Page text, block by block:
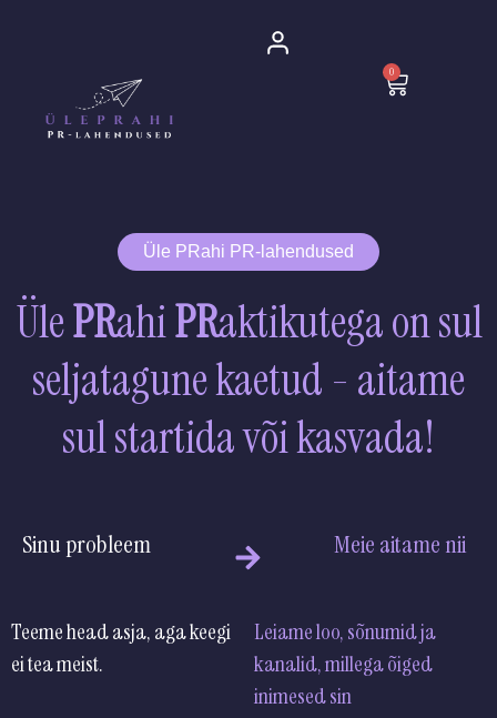
0
Cart
Üle PRahi PR-lahendused
ÜlePRahiPRaktikutega on sul
seljatagune kaetud - aitame
sul startida või kasvada!
Sinu probleem Meie aitame nii
Teeme head asja, aga keegi
ei tea meist.
Leiame loo, sõnumid ja
kanalid, millega õiged
inimese